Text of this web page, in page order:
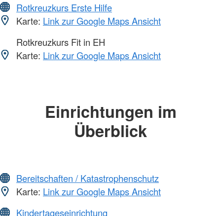
Rotkreuzkurs Erste Hilfe
Karte: Link zur Google Maps Ansicht
Rotkreuzkurs Fit in EH
Karte: Link zur Google Maps Ansicht
Einrichtungen im
Überblick
Bereitschaften / Katastrophenschutz
Karte: Link zur Google Maps Ansicht
Kindertageseinrichtung